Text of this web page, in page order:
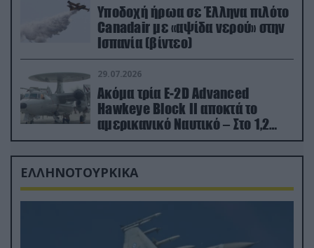
Υποδοχή ήρωα σε Έλληνα πιλότο
Canadair με «αψίδα νερού» στην
Ισπανία (βίντεο)
29.07.2026
Ακόμα τρία E-2D Advanced
Hawkeye Block II αποκτά το
αμερικανικό Ναυτικό – Στο 1,2
δισ.δολάρια το κόστος
ΕΛΛΗΝΟΤΟΥΡΚΙΚΑ